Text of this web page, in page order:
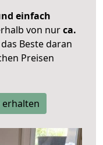
einfach
von nurca.
Beste daran
Preisen
erhalten